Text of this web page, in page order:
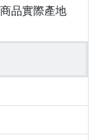
品實際產地